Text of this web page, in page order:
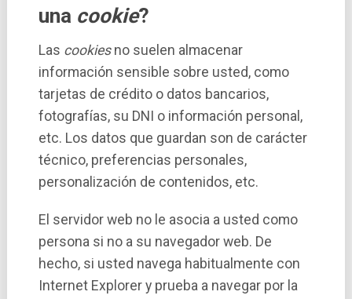
una cookie?
Las cookiesno suelen almacenar
información sensible sobre usted, como
tarjetas de crédito o datos bancarios,
fotografí­as, su DNI o información personal,
etc. Los datos que guardan son de carácter
técnico, preferencias personales,
personalización de contenidos, etc.
El servidor web no le asocia a usted como
persona si no a su navegador web. De
hecho, si usted navega habitualmente con
Internet Explorer y prueba a navegar por la